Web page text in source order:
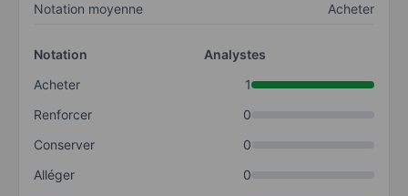
Notation moyenne Acheter
Notation
Analystes
Acheter
1
Renforcer
0
Conserver
0
Alléger
0